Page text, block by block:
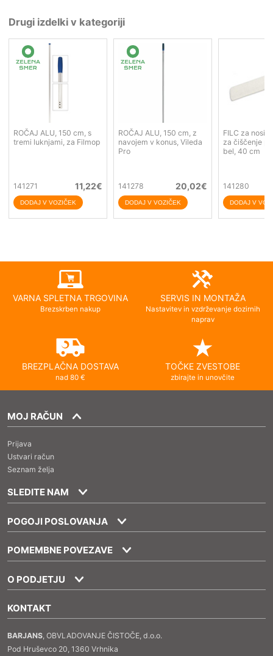
Drugi izdelki v kategoriji
ROČAJ ALU, 150 cm, s
tremi luknjami, za Filmop
141271 11,22€
ROČAJ ALU, 150 cm, z
navojem v konus, Vileda
Pro
141278 20,02€
FILC za
za čiščenje
bel, 40 cm
141280
VARNA SPLETNA TRGOVINA
Brezskrben nakup
SERVIS IN MONTAŽA
Nastavitev in vzdrževanje dozirnih
naprav
BREZPLAČNA DOSTAVA
nad 80 €
TOČKE ZVESTOBE
zbirajte in unovčite
MOJ RAČUN
Prijava
Ustvari račun
Seznam želja
SLEDITE NAM
POGOJI POSLOVANJA
POMEMBNE POVEZAVE
O PODJETJU
KONTAKT
BARJANS, OBVLADOVANJE ČISTOČE, d.o.o.
Pod Hruševco 20, 1360 Vrhnika